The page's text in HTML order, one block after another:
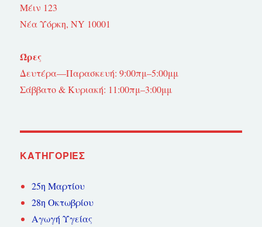
Μέιν 123
Νέα Υόρκη, NY 10001
Ώρες
Δευτέρα—Παρασκευή: 9:00πμ–5:00μμ
Σάββατο & Κυριακή: 11:00πμ–3:00μμ
KΑΤΗΓΟΡΊΕΣ
25η Μαρτίου
28η Οκτωβρίου
Αγωγή Υγείας